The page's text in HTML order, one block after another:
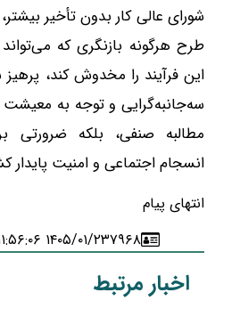
شورای عالی کار بدون تأخیر
طرح هرگونه بازنگری که
این فرآیند را مخدوش کند، پرهیز
سه‌جانبه‌گرایی و توجه به معیشت
مطالبه صنفی، بلکه ضرورتی
انسجام اجتماعی و امنیت پایدار
انتهای پیام
۷۹۶۸۱۴۰۵/۰۱/۲۳ ۱۱:۵۶:۰۶
اخبار مرتبط